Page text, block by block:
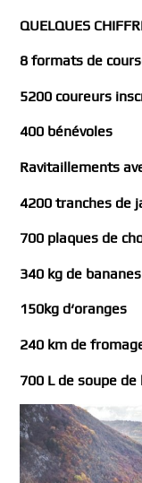
QUELQUES
8 formats de
5200 coureurs
400 bénévoles
Ravitaillements
4200 tranches de
700 plaques de
340 kg de bananes
150kg d‘oranges
240 km de
700 L de soupe de